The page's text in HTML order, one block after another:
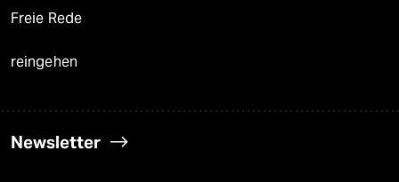
Freie Rede
reingehen
Newsletter